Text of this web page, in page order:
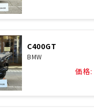
C400GT
BMW
価格: